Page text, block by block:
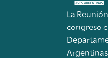
La
congreso